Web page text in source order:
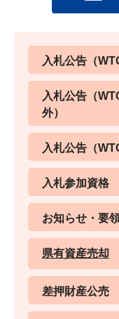
入札公告（
入札公告（
外）
入札公告（
入札参加資格
お知らせ・要
県有資産売却
差押財産公売